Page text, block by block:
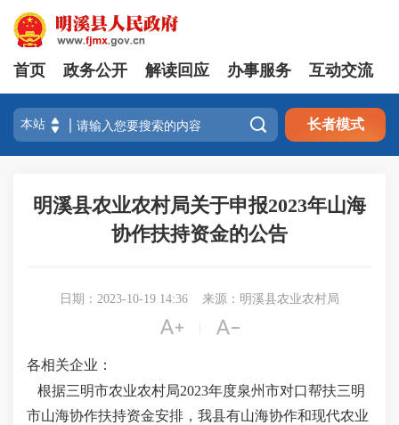
首页 政务公开 解读回应 办事服务 互动交流
 长者模式
明溪县农业农村局关于申报2023年山海
协作扶持资金的公告
日期：2023-10-19 14:36 来源：明溪县农业农村局
 
各相关企业：
根据三明市农业农村局2023年度泉州市对口帮扶三明
市山海协作扶持资金安排，我县有山海协作和现代农业